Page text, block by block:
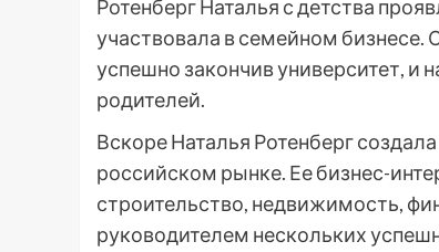
Ротенберг Наталья с детства
участвовала в семейном
успешно закончив университет, и
родителей.
Вскоре Наталья Ротенберг
российском рынке. Ее бизнес-
строительство, недвижимость,
руководителем нескольких